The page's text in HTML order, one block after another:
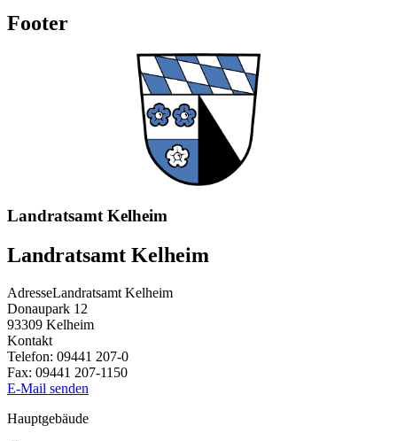
Footer
Landratsamt Kelheim
Landratsamt Kelheim
AdresseLandratsamt Kelheim
Donaupark 12
93309 Kelheim
Kontakt
Telefon: 09441 207-0
Fax: 09441 207-1150
E-Mail senden
Hauptgebäude